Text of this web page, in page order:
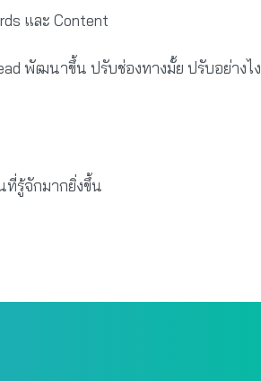
และ Content
พัฒนาขึ้น ปรับช่องทางมั้ย ปรับอย่างไง
ที่รู้จักมากยิ่งขึ้น